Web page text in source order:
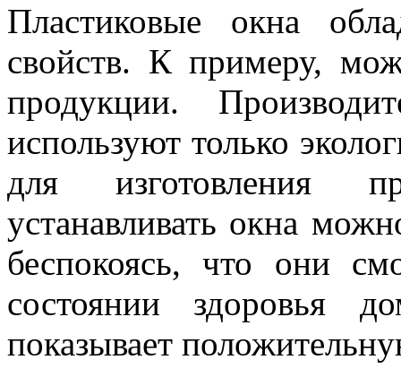
Пластиковые окна
свойств. К примеру,
продукции.
используют только
для изготовления
устанавливать окна
беспокоясь, что они
состоянии здоровья
показывает